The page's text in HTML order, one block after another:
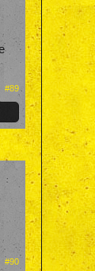
#89
#90